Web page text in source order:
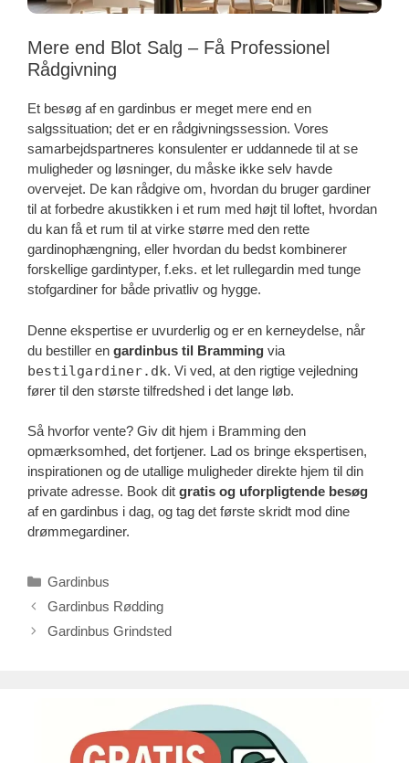
Mere end Blot Salg – Få Professionel
Rådgivning
Et besøg af en gardinbus er meget mere end en
salgssituation; det er en rådgivningssession. Vores
samarbejdspartneres konsulenter er uddannede til at se
muligheder og løsninger, du måske ikke selv havde
overvejet. De kan rådgive om, hvordan du bruger gardiner
til at forbedre akustikken i et rum med højt til loftet, hvordan
du kan få et rum til at virke større med den rette
gardinophængning, eller hvordan du bedst kombinerer
forskellige gardintyper, f.eks. et let rullegardin med tunge
stofgardiner for både privatliv og hygge.
Denne ekspertise er uvurderlig og er en kerneydelse, når
du bestiller en gardinbus til Bramming via
bestilgardiner.dk. Vi ved, at den rigtige vejledning
fører til den største tilfredshed i det lange løb.
Så hvorfor vente? Giv dit hjem i Bramming den
opmærksomhed, det fortjener. Lad os bringe ekspertisen,
inspirationen og de utallige muligheder direkte hjem til din
private adresse. Book dit gratis og uforpligtende besøg
af en gardinbus i dag, og tag det første skridt mod dine
drømmegardiner.
Kategorier
Gardinbus
Gardinbus Rødding
Gardinbus Grindsted